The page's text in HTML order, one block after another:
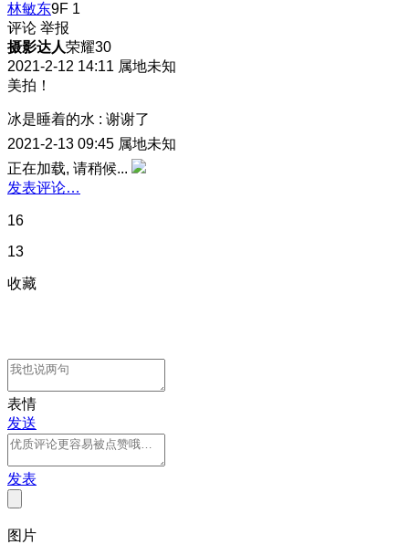
林敏东9F 1
评论 举报
摄影达人荣耀30
2021-2-12 14:11 属地未知
美拍！
冰是睡着的水 : 谢谢了
2021-2-13 09:45 属地未知
正在加载, 请稍候...
发表评论…
16
13
收藏
表情
发送
发表
图片